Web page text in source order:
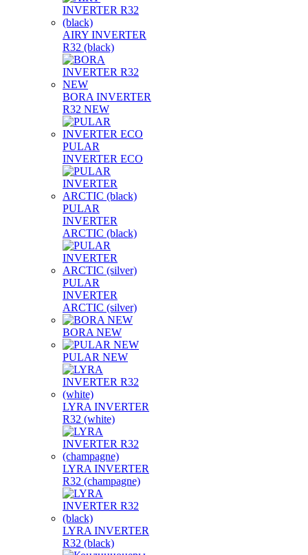
AIRY INVERTER
R32 (black)
BORA INVERTER
R32 NEW
PULAR
INVERTER ECO
PULAR
INVERTER
ARCTIC (black)
PULAR
INVERTER
ARCTIC (silver)
BORA NEW
PULAR NEW
LYRA INVERTER
R32 (white)
LYRA INVERTER
R32 (champagne)
LYRA INVERTER
R32 (black)